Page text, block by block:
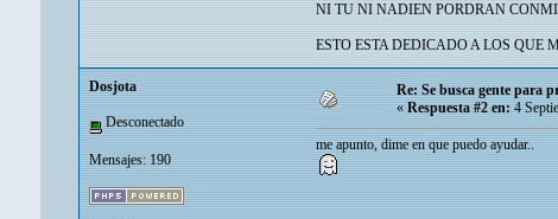
NI TU NI NADIEN PORDRAN
ESTO ESTA DEDICADO A LOS QUE
Dosjota
Desconectado
Mensajes: 190
Re: Se busca gente para
«Respuesta #2 en:4
me apunto, dime en que puedo ayudar..